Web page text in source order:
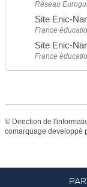
Réseau
Site Enic-
France
Site Enic-
France
© Direction de
comarquage developpé